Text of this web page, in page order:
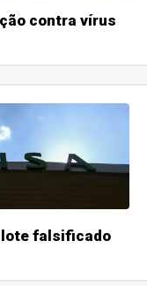
contra vírus
lote falsificado